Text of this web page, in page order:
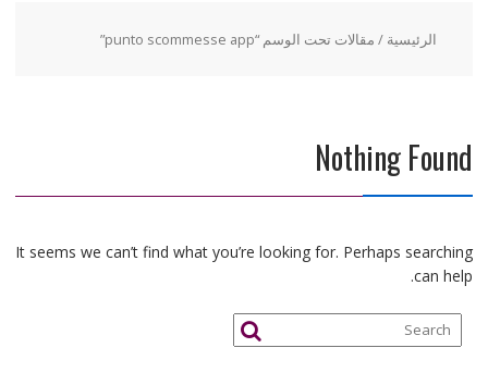
الرئيسية / مقالات تحت الوسم “punto scommesse app”
Nothing Found
It seems we can’t find what you’re looking for. Perhaps searching
can help.